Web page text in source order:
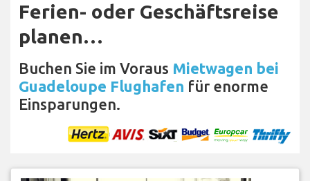
Ferien- oder Geschäftsreise
planen…
Buchen Sie im Voraus Mietwagen bei
Guadeloupe Flughafen für enorme
Einsparungen.